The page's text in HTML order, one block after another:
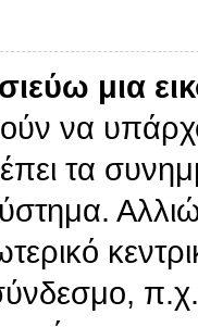
μια
να
τα